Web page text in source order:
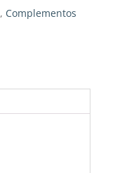
, Complementos